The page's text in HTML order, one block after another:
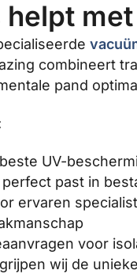
helpt
combineert
pand
UV-
past in
ervaren
voor
wij de